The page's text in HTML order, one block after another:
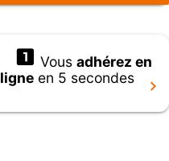
Vousadhérez en
ligneen 5 secondes